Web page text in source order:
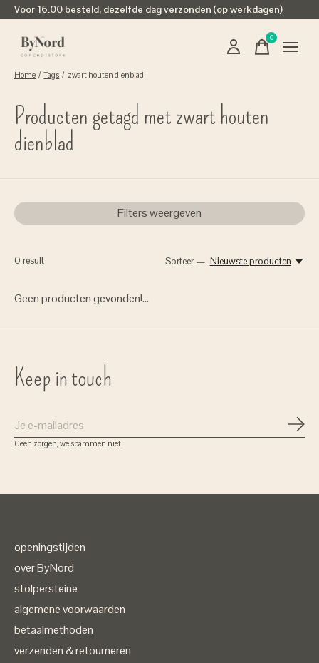
Voor 16.00 besteld, dezelfde dag verzonden (op werkdagen)
0items
Home / Tags / zwart houten dienblad
Producten getagd met zwart houten
dienblad
Filters weergeven
0 result Sorteer — Nieuwste producten
Geen producten gevonden!...
Keep in touch
Geen zorgen, we spammen niet
openingstijden
over ByNord
stolpersteine
algemene voorwaarden
betaalmethoden
verzenden & retourneren